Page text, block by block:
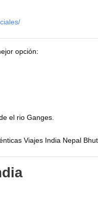
opción:
el rio Ganges.
Viajes India Nepal